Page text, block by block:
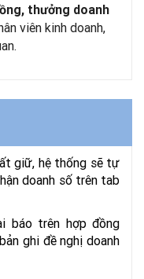
thưởng doanh
viên kinh doanh,
giữ, hệ thống sẽ tự
doanh số trên tab
báo trên hợp đồng
ghi đề nghị doanh